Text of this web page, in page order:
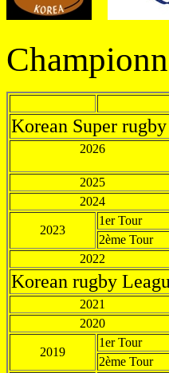
Korean Super
2026
2025
2024
2023
1er Tour
2ème Tour
2022
Korean rugby
2021
2020
2019
1er Tour
2ème Tour